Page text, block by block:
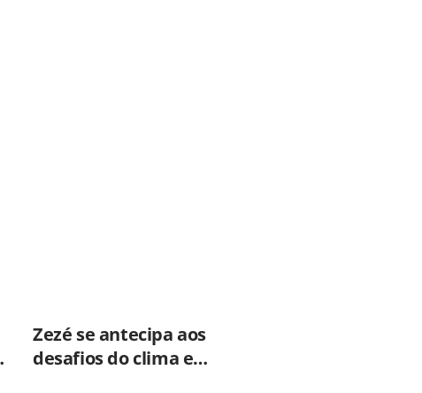
Zezé se antecipa aos
desafios do clima e